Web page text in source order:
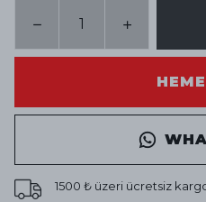
1500 ₺ üzeri ücretsiz